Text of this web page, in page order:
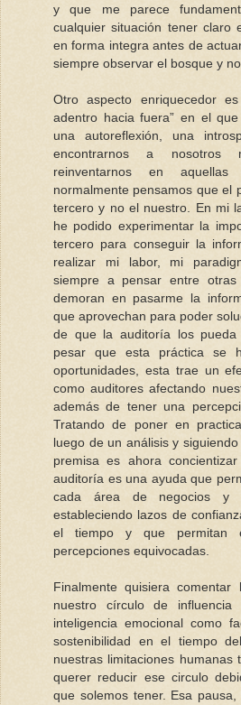
y que me parece
cualquier situación tener claro
en forma integra antes de
siempre observar el bosque y
Otro aspecto enriquecedor
adentro hacia fuera” en el
una autoreflexión, una
encontrarnos a nosotros
reinventarnos en
normalmente pensamos que el
tercero y no el nuestro. En mi
he podido experimentar la
tercero para conseguir la
realizar mi labor, mi
siempre a pensar entre
demoran en pasarme la
que aprovechan para poder
de que la auditoría los pueda
pesar que esta práctica se
oportunidades, esta trae un
como auditores afectando
además de tener una
Tratando de poner en
luego de un análisis y
premisa es ahora
auditoría es una ayuda que
cada área de negocios y
estableciendo lazos de
el tiempo y que permitan
percepciones equivocadas.
Finalmente quisiera
nuestro círculo de
inteligencia emocional como
sostenibilidad en el tiempo
nuestras limitaciones
querer reducir ese circulo
que solemos tener. Esa